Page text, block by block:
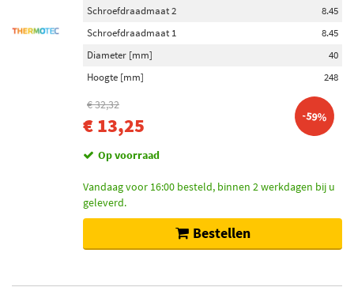
Schroefdraadmaat 2
8.45
Schroefdraadmaat 1
8.45
Diameter [mm]
40
Hoogte [mm]
248
€ 32,32
€ 13,25 -59%
Op voorraad
Vandaag voor 16:00 besteld, binnen 2 werkdagen bij u
geleverd.
Bestellen